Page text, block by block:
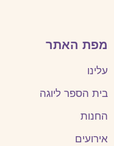
מפת האתר
עלינו
בית הספר ליוגה
החנות
אירועים